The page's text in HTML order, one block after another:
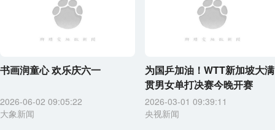
书画润童心 欢乐庆六一
2026-06-02 09:05:22
大象新闻
为国乒加油！WTT新加坡大满
贯男女单打决赛今晚开赛
2026-03-01 09:39:11
央视新闻